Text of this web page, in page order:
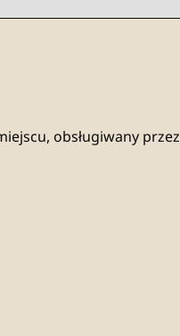
obsługiwany przez